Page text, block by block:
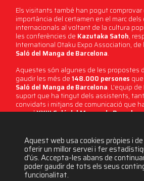
Els visitants també han pogut comprovar
importància del certamen en el marc
internacionals al voltant de la cultura
les conferències de Kazutaka Satoh,
International Otaku Expo Association,
Saló del Manga de Barcelona.
Aquestes són algunes de les propostes
gaudir les més de148.000 persones
Saló del Manga de Barcelona. L'equip de
suport que ha tingut dels assistents,
convidats i mitjans de comunicació que
que elXXIII Saló del Manga de
8562 visites
Aquest web usa cookies pròpies i
oferir un millor servei i fer
d'ús. Accepta-les abans de
poder gaudir de tots els seus
funcionalitat.